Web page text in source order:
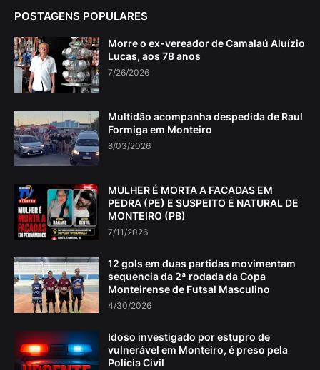
POSTAGENS POPULARES
Morre o ex-vereador de Camalaú Aluízio
Lucas, aos 78 anos
7/26/2026
Multidão acompanha despedida de Raul
Formiga em Monteiro
8/03/2026
MULHER É MORTA A FACADAS EM
PEDRA (PE) E SUSPEITO É NATURAL DE
MONTEIRO (PB)
7/11/2026
12 gols em duas partidas movimentam
sequencia da 2ª rodada da Copa
Monteirense de Futsal Masculino
4/30/2026
Idoso investigado por estupro de
vulnerável em Monteiro, é preso pela
Polícia Civil